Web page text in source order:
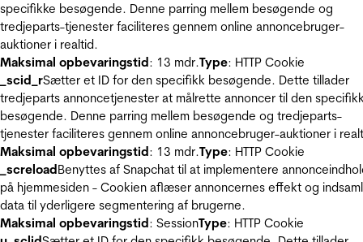
specifikke besøgende. Denne parring mellem besøgende og
tredjeparts-tjenester faciliteres gennem online annoncebruger-
auktioner i realtid.
Maksimal opbevaringstid: 13 mdr.Type: HTTP Cookie
_scid_rSætter et ID for den specifikk besøgende. Dette tillader
tredjeparts annoncetjenester at målrette annoncer til den
besøgende. Denne parring mellem besøgende og tredjeparts-
tjenester faciliteres gennem online annoncebruger-auktioner i
Maksimal opbevaringstid: 13 mdr.Type: HTTP Cookie
_screloadBenyttes af Snapchat til at implementere
på hjemmesiden - Cookien aflæser annoncernes effekt og
data til yderligere segmentering af brugerne.
Maksimal opbevaringstid: SessionType: HTTP Cookie